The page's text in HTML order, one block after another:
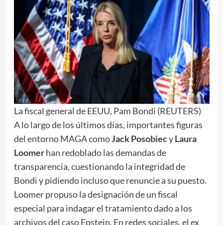
La fiscal general de EEUU, Pam Bondi (REUTERS)
A lo largo de los últimos días, importantes figuras
del entorno MAGA comoJack PosobiecyLaura
Loomerhan redoblado las demandas de
transparencia, cuestionando la integridad de
Bondi y pidiendo incluso que renuncie a su puesto.
Loomer propuso la designación de un fiscal
especial para indagar el tratamiento dado a los
archivos del caso Epstein. En redes sociales, el ex